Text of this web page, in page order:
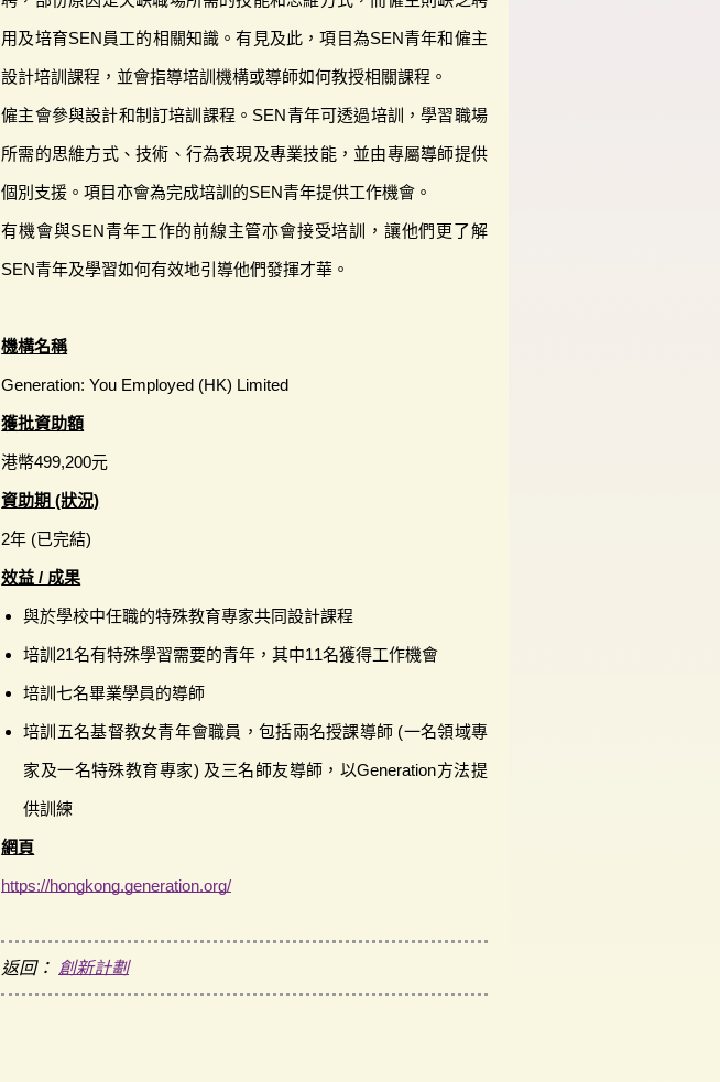
用及培育SEN員工的相關知識。有見及此，項目為SEN青年和僱主
設計培訓課程，並會指導培訓機構或導師如何教授相關課程。
僱主會參與設計和制訂培訓課程。SEN青年可透過培訓，學習職場
所需的思維方式、技術、行為表現及專業技能，並由專屬導師提供
個別支援。項目亦會為完成培訓的SEN青年提供工作機會。
有機會與SEN青年工作的前線主管亦會接受培訓，讓他們更了解
SEN青年及學習如何有效地引導他們發揮才華。
機構名稱
Generation: You Employed (HK) Limited
獲批資助額
港幣499,200元
資助期 (狀況)
2年 (已完結)
效益 / 成果
與於學校中任職的特殊教育專家共同設計課程
培訓21名有特殊學習需要的青年，其中11名獲得工作機會
培訓七名畢業學員的導師
培訓五名基督教女青年會職員，包括兩名授課導師 (一名領域專
家及一名特殊教育專家) 及三名師友導師，以Generation方法提
供訓練
網頁
https://hongkong.generation.org/
返回： 創新計劃